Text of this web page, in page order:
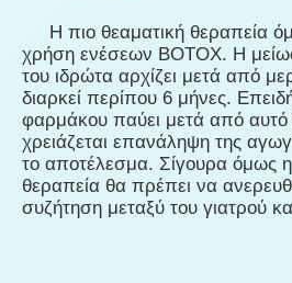
Η πιο θεαματική θεραπεία
χρήση ενέσεων ΒΟΤΟΧ. Η
του ιδρώτα αρχίζει μετά από
διαρκεί περίπου 6 μήνες.
φαρμάκου παύει μετά από αυτό
χρειάζεται επανάληψη της
το αποτέλεσμα. Σίγουρα όμως
θεραπεία θα πρέπει να
συζήτηση μεταξύ του γιατρού